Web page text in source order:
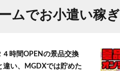
ムでお小遣い稼ぎ
時間OPENの景品交換
違い、MGDXでは貯めた